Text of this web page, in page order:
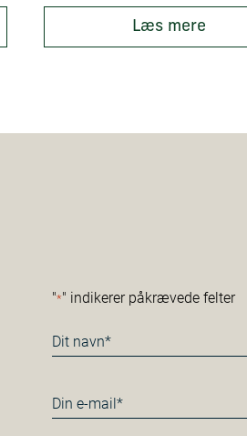
Læs mere
"*" indikerer påkrævede felter
Navn
*
E-
mail